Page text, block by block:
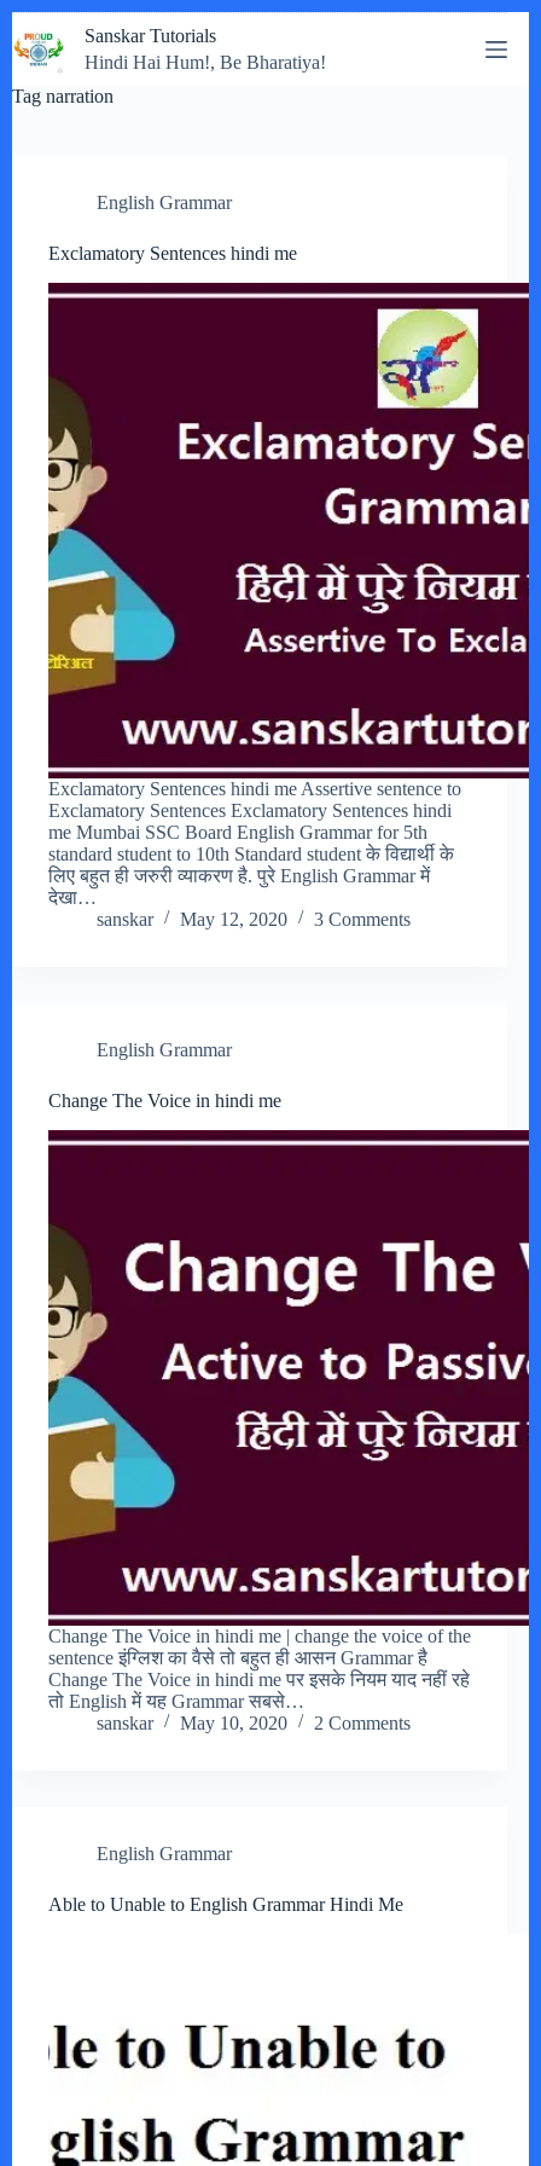
to
content
Sanskar Tutorials
Hindi Hai Hum!, Be Bharatiya!
Tag narration
English Grammar
Exclamatory Sentences hindi me
Exclamatory Sentences hindi me Assertive sentence to
Exclamatory Sentences Exclamatory Sentences hindi
me Mumbai SSC Board English Grammar for 5th
standard student to 10th Standard student के विद्यार्थी के
लिए बहुत ही जरुरी व्याकरण है. पुरे English Grammar में
देखा…
sanskar
May 12, 2020 3 Comments
English Grammar
Change The Voice in hindi me
Change The Voice in hindi me | change the voice of the
sentence इंग्लिश का वैसे तो बहुत ही आसन Grammar है
Change The Voice in hindi me पर इसके नियम याद नहीं रहे
तो English में यह Grammar सबसे…
sanskar
May 10, 2020 2 Comments
English Grammar
Able to Unable to English Grammar Hindi Me